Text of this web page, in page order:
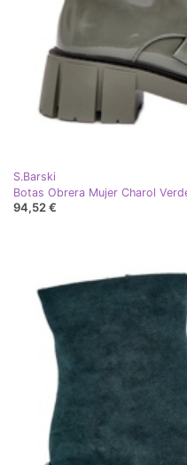
S.Barski
Botas Obrera Mujer Charol
94,52 €